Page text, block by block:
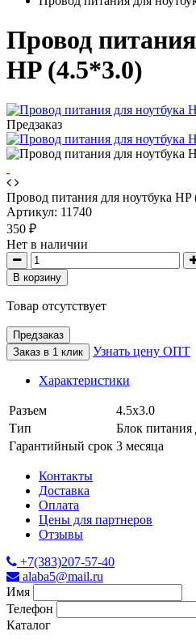
Провод
HP (4.5*3.0)
Предзаказ
Провод питания для ноутбука HP
Артикул: 11740
350 ₽
Нет в наличии
В корзину
Товар отсутствует
Предзаказ
Заказ в 1 клик
Узнать цену ОПТ
Характеристики
Разъем
4.5x3.0
Тип
Блок питания
Гарантийный срок 3 месяца
Контакты
Доставка
Оплата
Цены для партнеров
Отзывы
+7(383)207-57-40
alaba5@mail.ru
Имя
Телефон
Каталог